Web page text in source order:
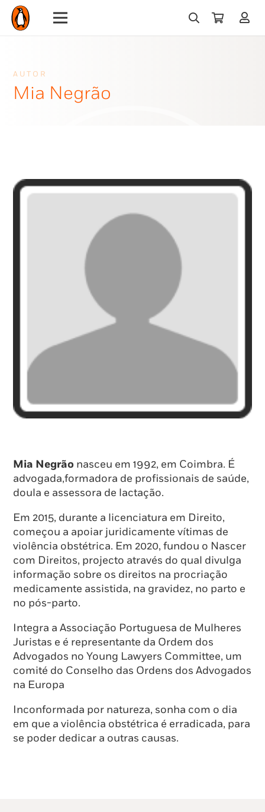
AUTOR
Mia Negrão
Mia Negrão nasceu em 1992, em Coimbra. É
advogada,formadora de profissionais de saúde,
doula e assessora de lactação.
Em 2015, durante a licenciatura em Direito,
começou a apoiar juridicamente vítimas de
violência obstétrica. Em 2020, fundou o Nascer
com Direitos, projecto através do qual divulga
informação sobre os direitos na procriação
medicamente assistida, na gravidez, no parto e
no pós-parto.
Integra a Associação Portuguesa de Mulheres
Juristas e é representante da Ordem dos
Advogados no Young Lawyers Committee, um
comité do Conselho das Ordens dos Advogados
na Europa
Inconformada por natureza, sonha com o dia
em que a violência obstétrica é erradicada, para
se poder dedicar a outras causas.